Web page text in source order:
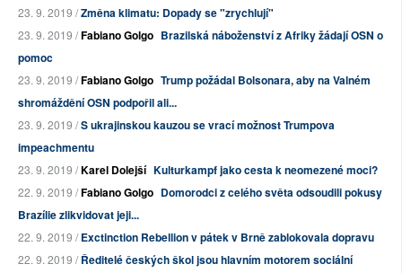
23. 9. 2019 /Změna klimatu: Dopady se "zrychlují"
23. 9. 2019 /Fabiano Golgo Brazilská náboženství z Afriky žádají OSN o
pomoc
23. 9. 2019 /Fabiano Golgo Trump požádal Bolsonara, aby na Valném
shromáždění OSN podpořil ali...
23. 9. 2019 /S ukrajinskou kauzou se vrací možnost Trumpova
impeachmentu
23. 9. 2019 /Karel Dolejší Kulturkampf jako cesta k neomezené moci?
22. 9. 2019 /Fabiano Golgo Domorodci z celého světa odsoudili pokusy
Brazílie zlikvidovat jeji...
22. 9. 2019 /Exctinction Rebellion v pátek v Brně zablokovala dopravu
22. 9. 2019 /Ředitelé českých škol jsou hlavním motorem sociální